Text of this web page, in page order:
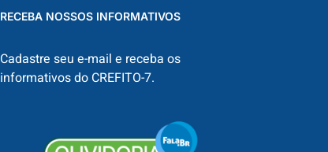
RECEBA NOSSOS INFORMATIVOS
Cadastre seu e-mail e receba os
informativos do CREFITO-7.